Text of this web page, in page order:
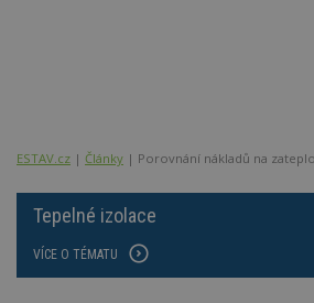
ESTAV.cz Články Porovnání nákladů na
Tepelné izolace
VÍCE O TÉMATU